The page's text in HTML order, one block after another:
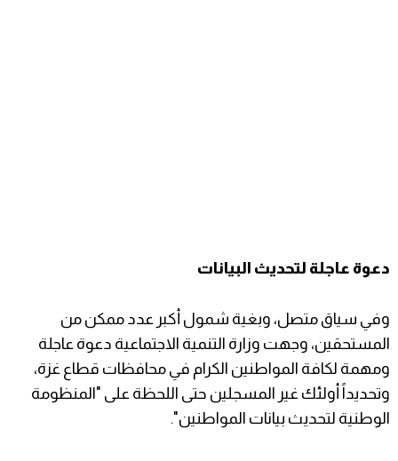
​دعوة عاجلة لتحديث البيانات
وفي سياق متصل، وبغية شمول أكبر عدد ممكن من
المستحقين، وجهت وزارة التنمية الاجتماعية دعوة عاجلة
ومهمة لكافة المواطنين الكرام في محافظات قطاع غزة،
وتحديداً أولئك غير المسجلين حتى اللحظة على "المنظومة
الوطنية لتحديث بيانات المواطنين".